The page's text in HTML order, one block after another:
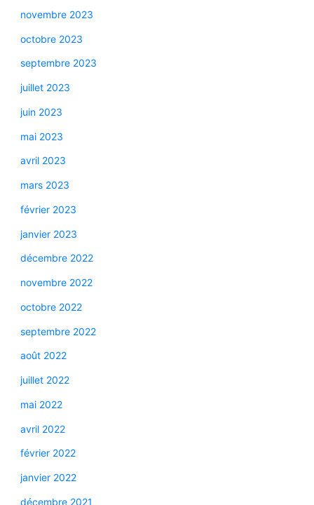
novembre 2023
octobre 2023
septembre 2023
juillet 2023
juin 2023
mai 2023
avril 2023
mars 2023
février 2023
janvier 2023
décembre 2022
novembre 2022
octobre 2022
septembre 2022
août 2022
juillet 2022
mai 2022
avril 2022
février 2022
janvier 2022
décembre 2021